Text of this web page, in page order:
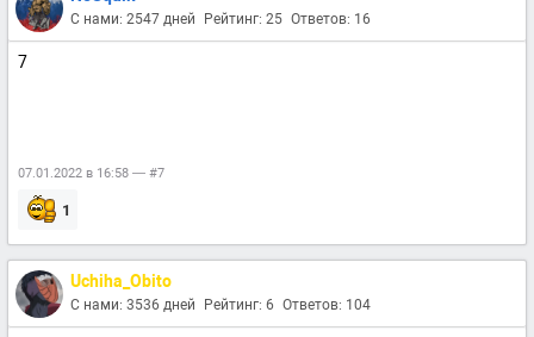
С нами: 2547 дней Рейтинг: 25 Ответов: 16
7
07.01.2022 в 16:58 — #7
1
Uchiha_Obito
С нами: 3536 дней Рейтинг: 6 Ответов: 104